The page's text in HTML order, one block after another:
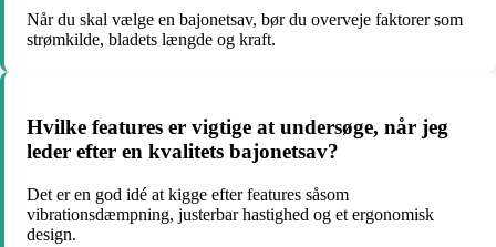
Når du skal vælge en bajonetsav, bør du overveje faktorer som
strømkilde, bladets længde og kraft.
Hvilke features er vigtige at undersøge, når jeg
leder efter en kvalitets bajonetsav?
Det er en god idé at kigge efter features såsom
vibrationsdæmpning, justerbar hastighed og et ergonomisk
design.